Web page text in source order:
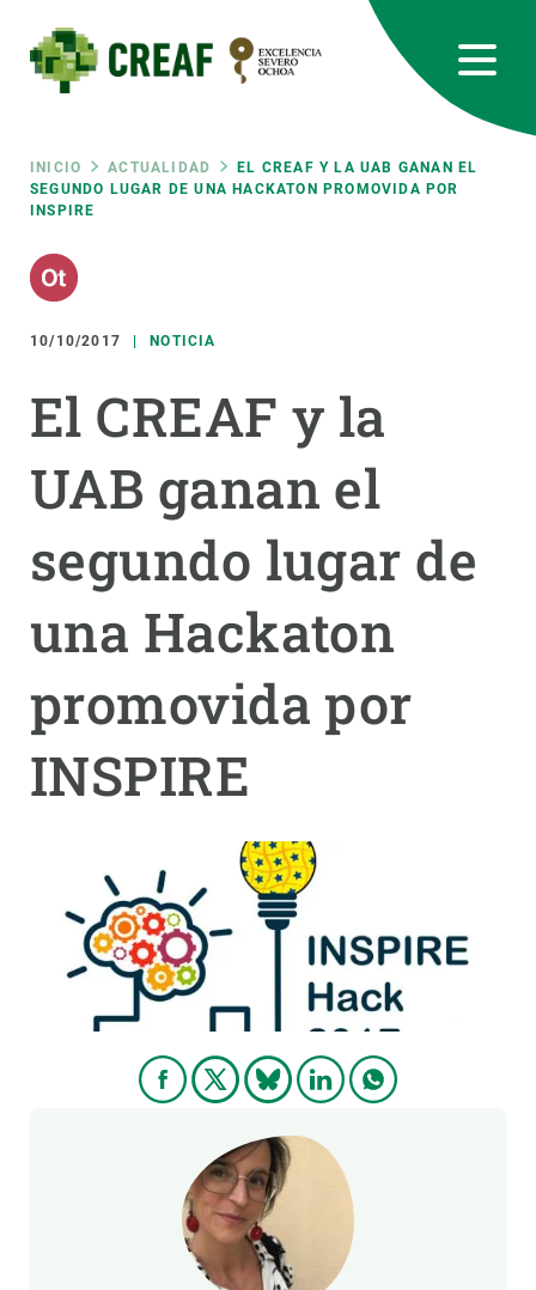
contenido
principal
Ruta
de
navegación
INICIO ACTUALIDAD
EL CREAF Y LA UAB GANAN EL
SEGUNDO LUGAR DE UNA HACKATON PROMOVIDA POR
INSPIRE
10/10/2017 NOTICIA
El CREAF y la
UAB ganan el
segundo lugar de
una Hackaton
promovida por
INSPIRE
RRSS
Featured
responsive
Responsive
menu
INVESTIGACIÓN
CIENCIA EN ACCIÓN
PARTICIPA
NOTICIAS Y AGENDA